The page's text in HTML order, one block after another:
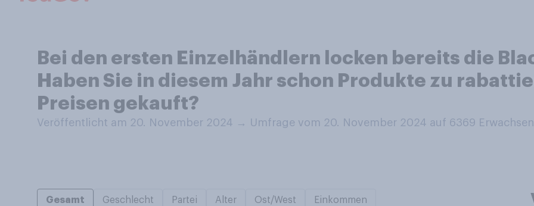
Bei den ersten Einzelhändlern locken bereits die
Haben Sie in diesem Jahr schon Produkte zu
Preisen gekauft?
Veröffentlicht am 20. November 2024 → Umfrage vom 20. November 2024 auf 6369
Gesamt Geschlecht Partei Alter Ost/West Einkommen